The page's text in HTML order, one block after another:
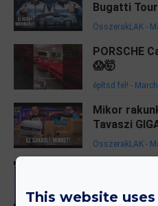
Bugatti
ÖsszerakLAK -
PORSCHE
😱🤯
építsd fel! -
Mikor
Tavaszi
ÖsszerakLAK -
itt a
This website